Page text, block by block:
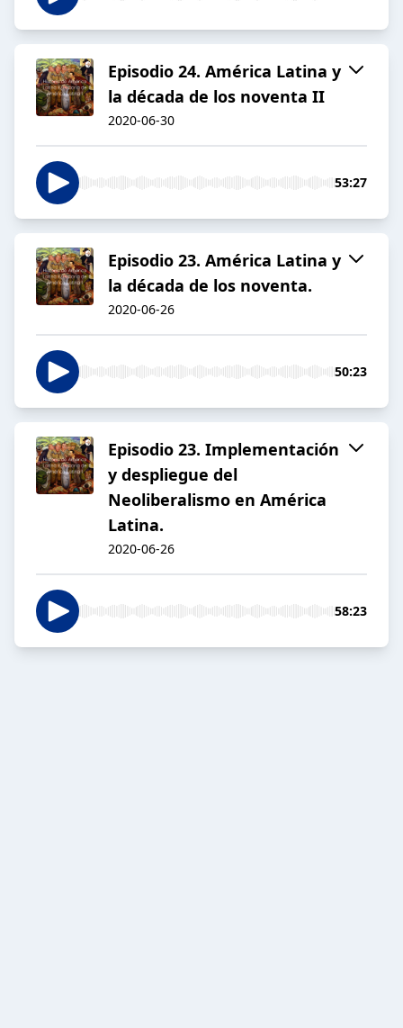
Episodio 24. América Latina y
la década de los noventa II
2020-06-30
53:27
Episodio 23. América Latina y
la década de los noventa.
2020-06-26
50:23
Episodio 23. Implementación
y despliegue del
Neoliberalismo en América
Latina.
2020-06-26
58:23